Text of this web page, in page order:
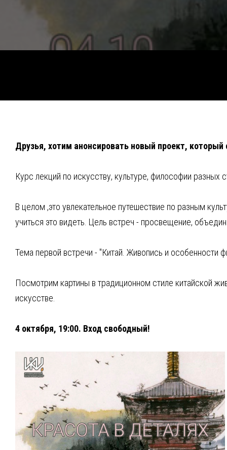
Друзья, хотим анонсировать новый проект,
⁣Курс лекций по искусству, культуре, философии разных
В целом ,это увлекательное путешествие по разным
учиться это видеть. Цель встреч - просвещение,
⁣Тема первой встречи - "Китай. Живопись и особенности
Посмотрим картины в традиционном стиле китайской
искусстве.
⁣4 октября, 19:00. Вход свободный!